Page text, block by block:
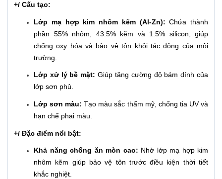
+/ Cấu tạo:
Lớp mạ hợp kim nhôm kẽm (Al-Zn): Chứa thành
phần 55% nhôm, 43.5% kẽm và 1.5% silicon, giúp
chống oxy hóa và bảo vệ tôn khỏi tác động của môi
trường.
Lớp xử lý bề mặt: Giúp tăng cường độ bám dính của
lớp sơn phủ.
Lớp sơn màu: Tạo màu sắc thẩm mỹ, chống tia UV và
hạn chế phai màu.
+/ Đặc điểm nổi bật:
Khả năng chống ăn mòn cao: Nhờ lớp mạ hợp kim
nhôm kẽm giúp bảo vệ tôn trước điều kiện thời tiết
khắc nghiệt.